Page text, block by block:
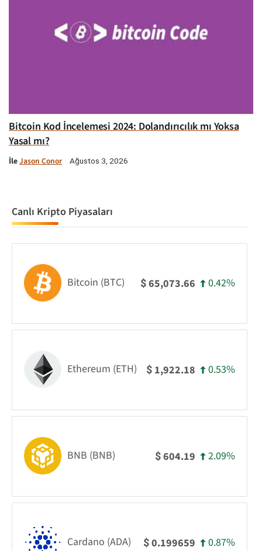
Bitcoin Kod İncelemesi 2024: Dolandırıcılık mı Yoksa
Yasal mı?
İleJason Conor Ağustos 3, 2026
Canlı Kripto Piyasaları
Bitcoin (BTC) $65,073.66 0.42%
Ethereum (ETH) $ 1,922.18 0.53%
BNB (BNB) $604.19 2.09%
Cardano (ADA) $0.199659 0.87%